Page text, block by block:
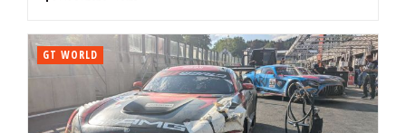
GT WORLD